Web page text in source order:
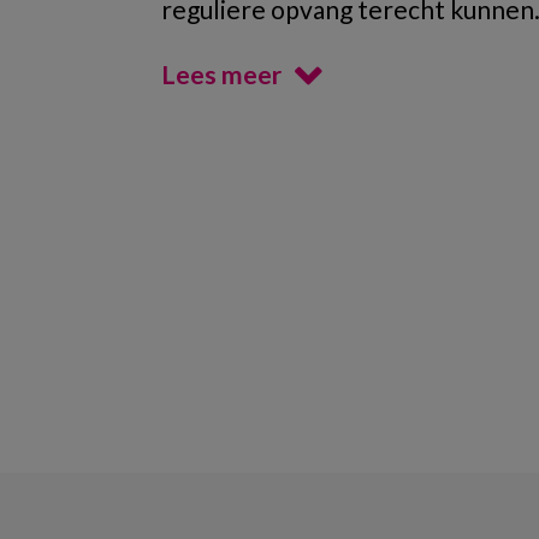
reguliere opvang terecht kunnen.
Lees meer